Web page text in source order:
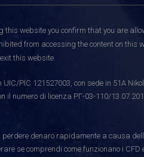
this website you confirm that you are
from accessing the content on
this website.
PIC 121527003, con sede in 51A
il numero di licenza РГ-03-110/
perdere denaro rapidamente a causa
se comprendi come funzionano i